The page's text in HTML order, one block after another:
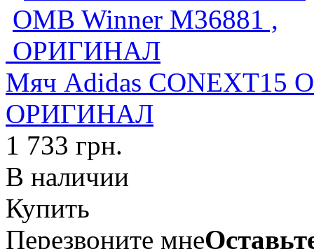
Мяч Adidas CONEXT15
ОРИГИНАЛ
1 733 грн.
В наличии
Купить
Перезвоните мне